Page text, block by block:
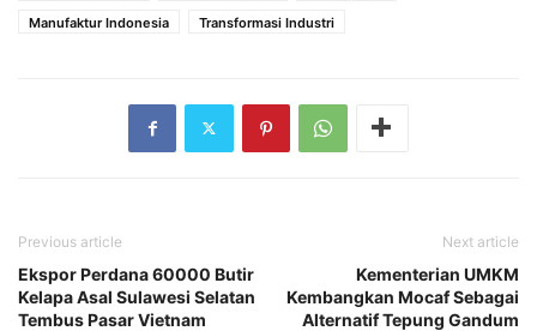
Manufaktur Indonesia
Transformasi Industri
Previous article
Ekspor Perdana 60000 Butir
Kelapa Asal Sulawesi Selatan
Tembus Pasar Vietnam
Next article
Kementerian UMKM
Kembangkan Mocaf Sebagai
Alternatif Tepung Gandum